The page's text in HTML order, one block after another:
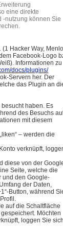
eine direkte
-nutzung können Sie
Hacker Way, Menlo
Facebook-Logo
Informationen zu
docs/plugins/
Servern her. Der
das Plugin an
haben. Es
des Besuchs
mit diesem
– werden die
verknüpft,
diese von der
Seite, welche die
und den Google-
der Daten,
Button, während
auf die Schaltfläche
Möchten
loggen Sie sich